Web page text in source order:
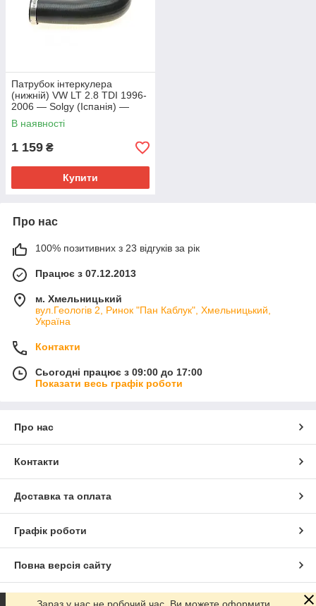
Патрубок інтеркулера
(нижній) VW LT 2.8 TDI 1996-
2006 — Solgy (Іспанія) —
114096
В наявності
1 159 ₴
Купити
Про нас
100% позитивних з 23 відгуків за рік
Працює з 07.12.2013
м. Хмельницький
вул.Геологів 2, Ринок "Пан Каблук", Хмельницький,
Україна
Контакти
Сьогодні працює з 09:00 до 17:00
Показати весь графік роботи
Про нас
Контакти
Доставка та оплата
Графік роботи
Повна версія сайту
Сайт створено на маркетплейсіProm.ua